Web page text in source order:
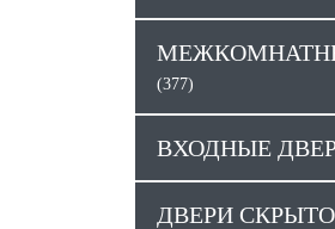
(377)
ВХОДНЫЕ
ДВЕРИ